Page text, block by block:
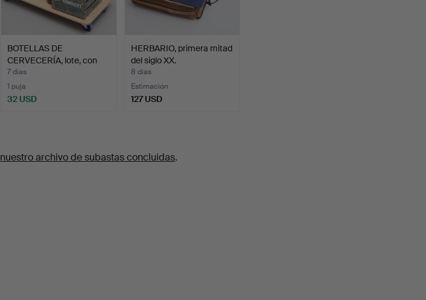
BOTELLAS DE
CERVECERÍA, lote, con
caja de …
7 días
1 puja
32 USD
HERBARIO, primera mitad
del siglo XX.
8 días
Estimación
127 USD
nuestro archivo de subastas concluidas.